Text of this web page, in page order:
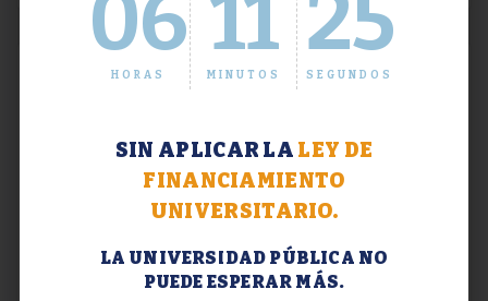
06
HORAS
11
MINUTOS
26
SEGUNDOS
SIN APLICAR LA LEY DE
FINANCIAMIENTO
UNIVERSITARIO.
LA UNIVERSIDAD PÚBLICA NO
PUEDE ESPERAR MÁS.